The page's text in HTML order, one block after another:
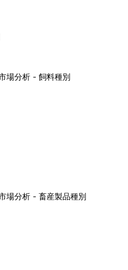
場分析 - 飼料種別
場分析 - 畜産製品種別